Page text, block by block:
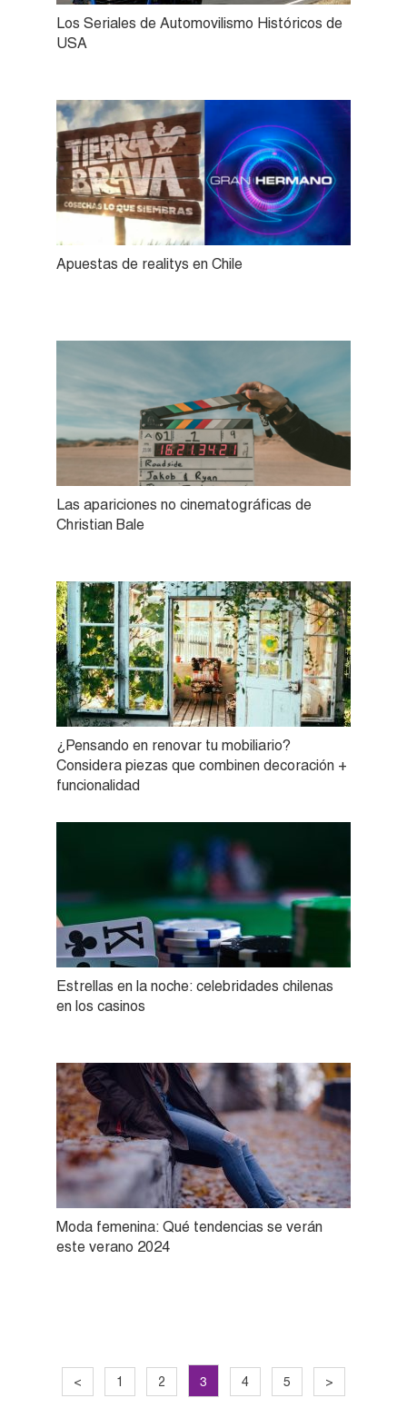
Los Seriales de Automovilismo Históricos de
USA
Apuestas de realitys en Chile
Las apariciones no cinematográficas de
Christian Bale
¿Pensando en renovar tu mobiliario?
Considera piezas que combinen decoración +
funcionalidad
Estrellas en la noche: celebridades chilenas
en los casinos
Moda femenina: Qué tendencias se verán
este verano 2024
< 1 2 3 4 5 >